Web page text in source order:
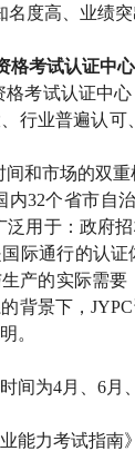
名度高、业绩突
格考试认证中心
格考试认证中
行业普遍认可
间和市场的双重
内32个省市自
泛用于：政府
际通行的认
产的实际需
背景下，JYPC
。
间为4月、 6月、
能力考试指南